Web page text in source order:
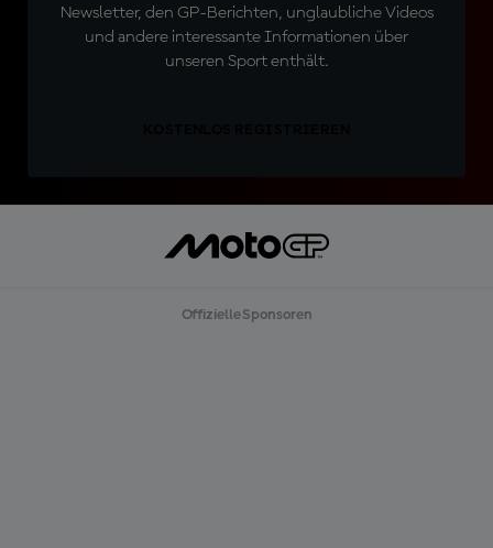
Newsletter, den GP-Berichten, unglaubliche Videos
und andere interessante Informationen über
unseren Sport enthält.
Offizielle Sponsoren